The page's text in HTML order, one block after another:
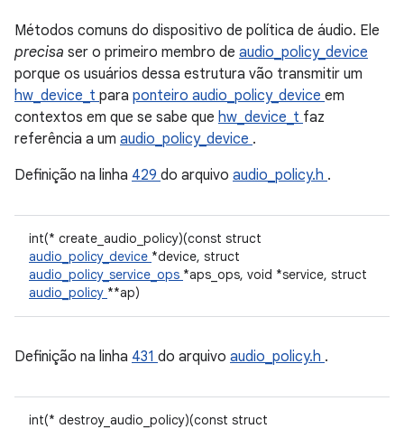
Métodos comuns do dispositivo de política de áudio. Ele
precisa ser o primeiro membro de audio_policy_device
porque os usuários dessa estrutura vão transmitir um
hw_device_t para ponteiro audio_policy_device em
contextos em que se sabe que hw_device_t faz
referência a um audio_policy_device .
Definição na linha 429 do arquivo audio_policy.h .
int(* create_audio_policy)(const struct
audio_policy_device *device, struct
audio_policy_service_ops *aps_ops, void *service, struct
audio_policy **ap)
Definição na linha 431 do arquivo audio_policy.h .
int(* destroy_audio_policy)(const struct